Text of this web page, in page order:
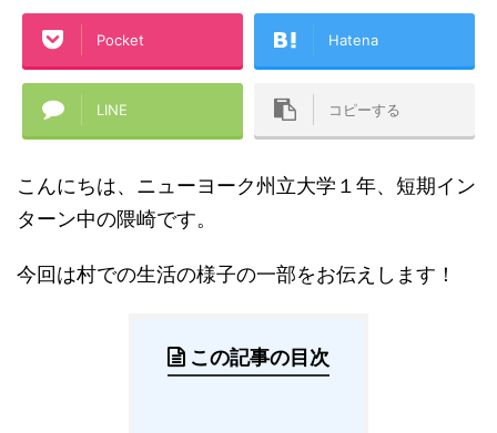
Pocket Hatena
LINE コピーする
こんにちは、ニューヨーク州立大学１年、短期イン
ターン中の隈崎です。
今回は村での生活の様子の一部をお伝えします！
この記事の目次